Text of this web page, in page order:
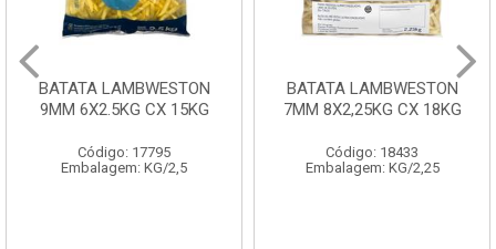
BATATA LAMBWESTON
9MM 6X2.5KG CX 15KG
Código: 17795
Embalagem: KG/2,5
BATATA LAMBWESTON
7MM 8X2,25KG CX 18KG
Código: 18433
Embalagem: KG/2,25